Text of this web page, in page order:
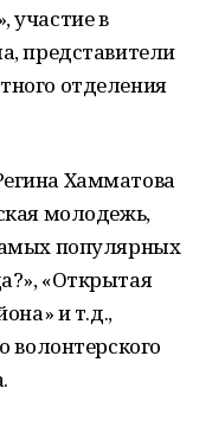
участие в
представители
отделения
Хамматова
молодежь,
популярных
«Открытая
и т.д.,
волонтерского